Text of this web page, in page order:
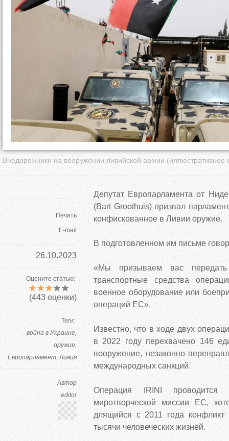
Внедорожники на вооружении ливийской армии (иллюстративное
Печать
E-mail
26.10.2023
Оцените статью:
(443оценки)
Теги:
война в Украине
оружие
Европарламент Ливия
Автор
editor
Депутат Европарламента от
(Bart Groothuis) призвал
конфискованное в Ливии оружие.
В подготовленном им письме
«Мы призываем вас передать
транспортные средства
военное оборудование или
операций ЕС».
Известно, что в ходе двух
в 2022 году перехвачено 146
вооружение, незаконно
международных санкций.
Операция IRINI
миротворческой миссии ЕС,
длящийся с 2011 года конфликт
тысячи человеческих жизней.